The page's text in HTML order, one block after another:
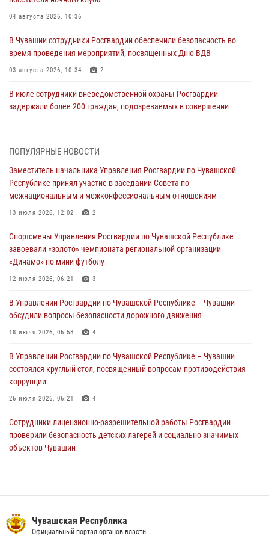
04 августа 2026, 10:36
В Чувашии сотрудники Росгвардии обеспечили безопасность во
время проведения мероприятий, посвященных Дню ВДВ
03 августа 2026, 10:34 2
В июле сотрудники вневедомственной охраны Росгвардии
задержали более 200 граждан, подозреваемых в совершении
мировой войне 1914-1918 годов
01 августа 2026, 07:19
В Ядрине сотрудники Росгвардии задержали подозреваемого в
01 августа 2026, 06:12
1 августа – День дежурной службы войск национальной гвардии
Российской Федерации
Директор Росгвардии Герой России генерал армии Виктор Золотов
поздравил специалистов подразделений тыла с профессиональным
01 августа 2026, 00:01
ПОПУЛЯРНЫЕ НОВОСТИ
Заместитель начальника Управления Росгвардии по Чувашской
Республике принял участие в заседании Совета по
межнациональным и межконфессиональным отношениям
13 июля 2026, 12:02 2
Спортсмены Управления Росгвардии по Чувашской Республике
завоевали «золото» чемпионата региональной организации
«Динамо» по мини-футболу
12 июля 2026, 06:21 3
В Управлении Росгвардии по Чувашской Республике – Чувашии
обсудили вопросы безопасности дорожного движения
18 июля 2026, 06:58 4
В Управлении Росгвардии по Чувашской Республике – Чувашии
состоялся круглый стол, посвященный вопросам противодействия
коррупции
26 июля 2026, 06:21 4
Сотрудники лицензионно-разрешительной работы Росгвардии
проверили безопасность детских лагерей и социально значимых
объектов Чувашии
14 июля 2026, 13:09 3
Чувашская Республика
Официальный портал органов власти